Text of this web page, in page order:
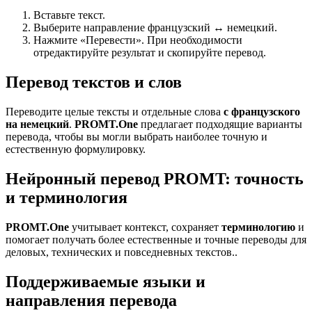
Вставьте текст.
Выберите направление французский ↔ немецкий.
Нажмите «Перевести». При необходимости
отредактируйте результат и скопируйте перевод.
Перевод текстов и слов
Переводите целые тексты и отдельные слова с французского
на немецкий. PROMT.One предлагает подходящие варианты
перевода, чтобы вы могли выбрать наиболее точную и
естественную формулировку.
Нейронный перевод PROMT: точность
и терминология
PROMT.One учитывает контекст, сохраняет терминологию и
помогает получать более естественные и точные переводы для
деловых, технических и повседневных текстов..
Поддерживаемые языки и
направления перевода